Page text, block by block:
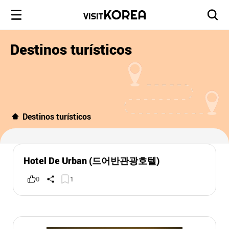
Destinos turísticos
Destinos turísticos
Hotel De Urban (드어반관광호텔)
0 1